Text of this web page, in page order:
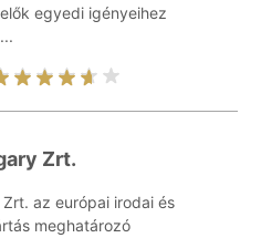
egyedi igényeihez
Zrt.
az európai irodai és
meghatározó